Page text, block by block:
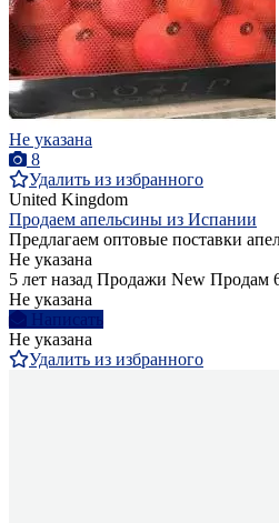
Не указана
8
Удалить из избранного
United Kingdom
Продаем апельсины из Испании
Предлагаем оптовые поставки
Не указана
5 лет назад Продажи New Продам
Не указана
Написать
Не указана
Удалить из избранного